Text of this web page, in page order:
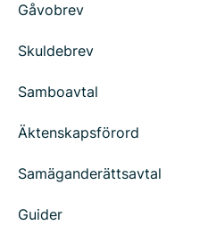
Gåvobrev
Skuldebrev
Samboavtal
Äktenskapsförord
Samäganderättsavtal
Guider